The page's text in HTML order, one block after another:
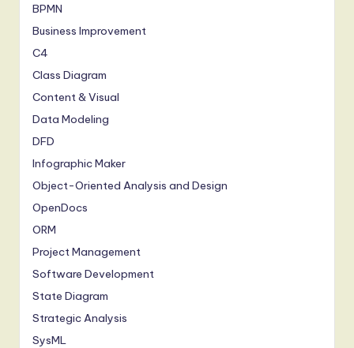
BPMN
Business Improvement
C4
Class Diagram
Content & Visual
Data Modeling
DFD
Infographic Maker
Object-Oriented Analysis and Design
OpenDocs
ORM
Project Management
Software Development
State Diagram
Strategic Analysis
SysML